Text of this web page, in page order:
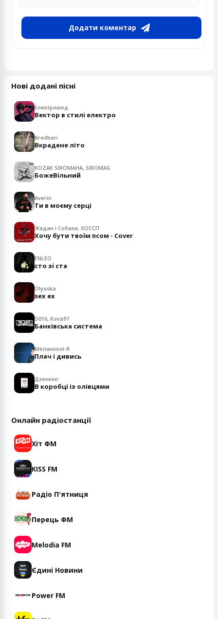
Додати коментар
Нові додані пісні
Електромед
Вектор в стилі електро
Bredberi
Вкрадене літо
KOZAK SIROMAHA, SIROMAG
БожеВільний
Averin
Ти в моєму серці
Жадан і Собаки, ХОССП
Хочу бути твоїм псом - Cover
ENLEO
сто зі ста
Olyaska
sex ex
D016, Kova97
Банківська система
Меланхолі-Я
Плач і дивись
Дзенкінг
В коробці із олівцями
Онлайн радіостанції
Хіт ФМ
KISS FM
Радіо П'ятниця
Перець ФМ
Melodia FM
Єдині Новини
Power FM